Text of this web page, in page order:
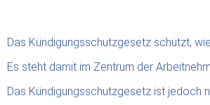
Das Kündigungsschutzgesetz schützt,
Es steht damit im Zentrum der
Das Kündigungsschutzgesetz ist jedoch